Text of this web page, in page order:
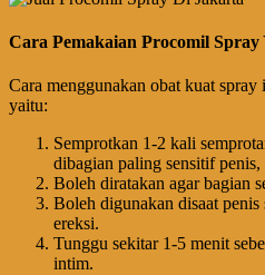
Cara Pemakaian Procomil Spray
Cara menggunakan obat kuat spray
yaitu:
Semprotkan 1-2 kali
dibagian paling sensitif
Boleh diratakan agar bagian
Boleh digunakan disaat penis
ereksi.
Tunggu sekitar 1-5 menit
intim.